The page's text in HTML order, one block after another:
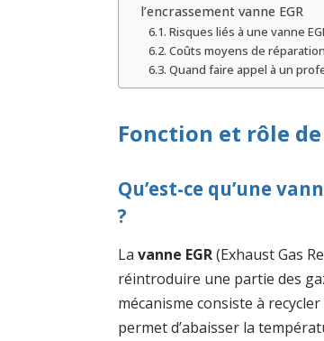
l’encrassement vanne EGR
Risques liés à une vanne
Coûts moyens de
Quand faire appel à un
Fonction et rôle
Qu’est-ce qu’une
?
Lavanne EGR(Exhaust Gas
réintroduire une partie des
mécanisme consiste à
permet d’abaisser la